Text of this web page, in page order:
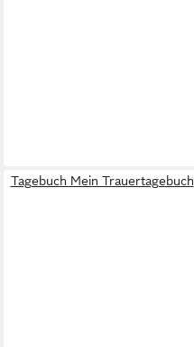
Tagebuch Mein Trauertagebuch